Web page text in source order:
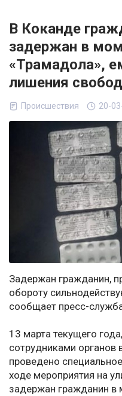
В Коканде
задержан в
«Трамадола»,
лишения
Происшествия 20-
Задержан гражданин,
обороту
сообщает пресс-
13 марта текущего
сотрудниками органов
проведено
ходе мероприятия на
задержан гражданин